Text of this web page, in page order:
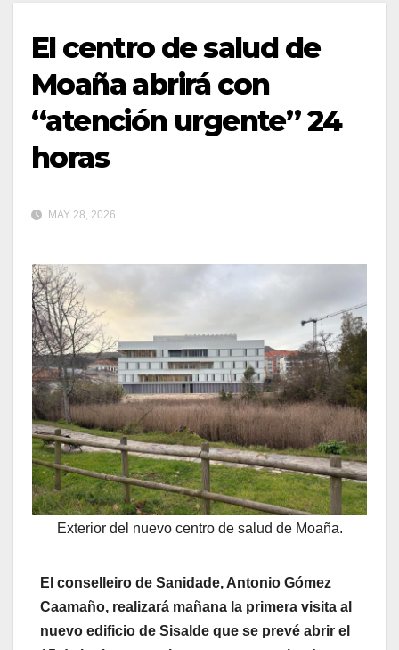
El centro de salud de
Moaña abrirá con
“atención urgente” 24
horas
MAY 28, 2026
Exterior del nuevo centro de salud de Moaña.
El conselleiro de Sanidade, Antonio Gómez
Caamaño, realizará mañana la primera visita al
nuevo edificio de Sisalde que se prevé abrir el